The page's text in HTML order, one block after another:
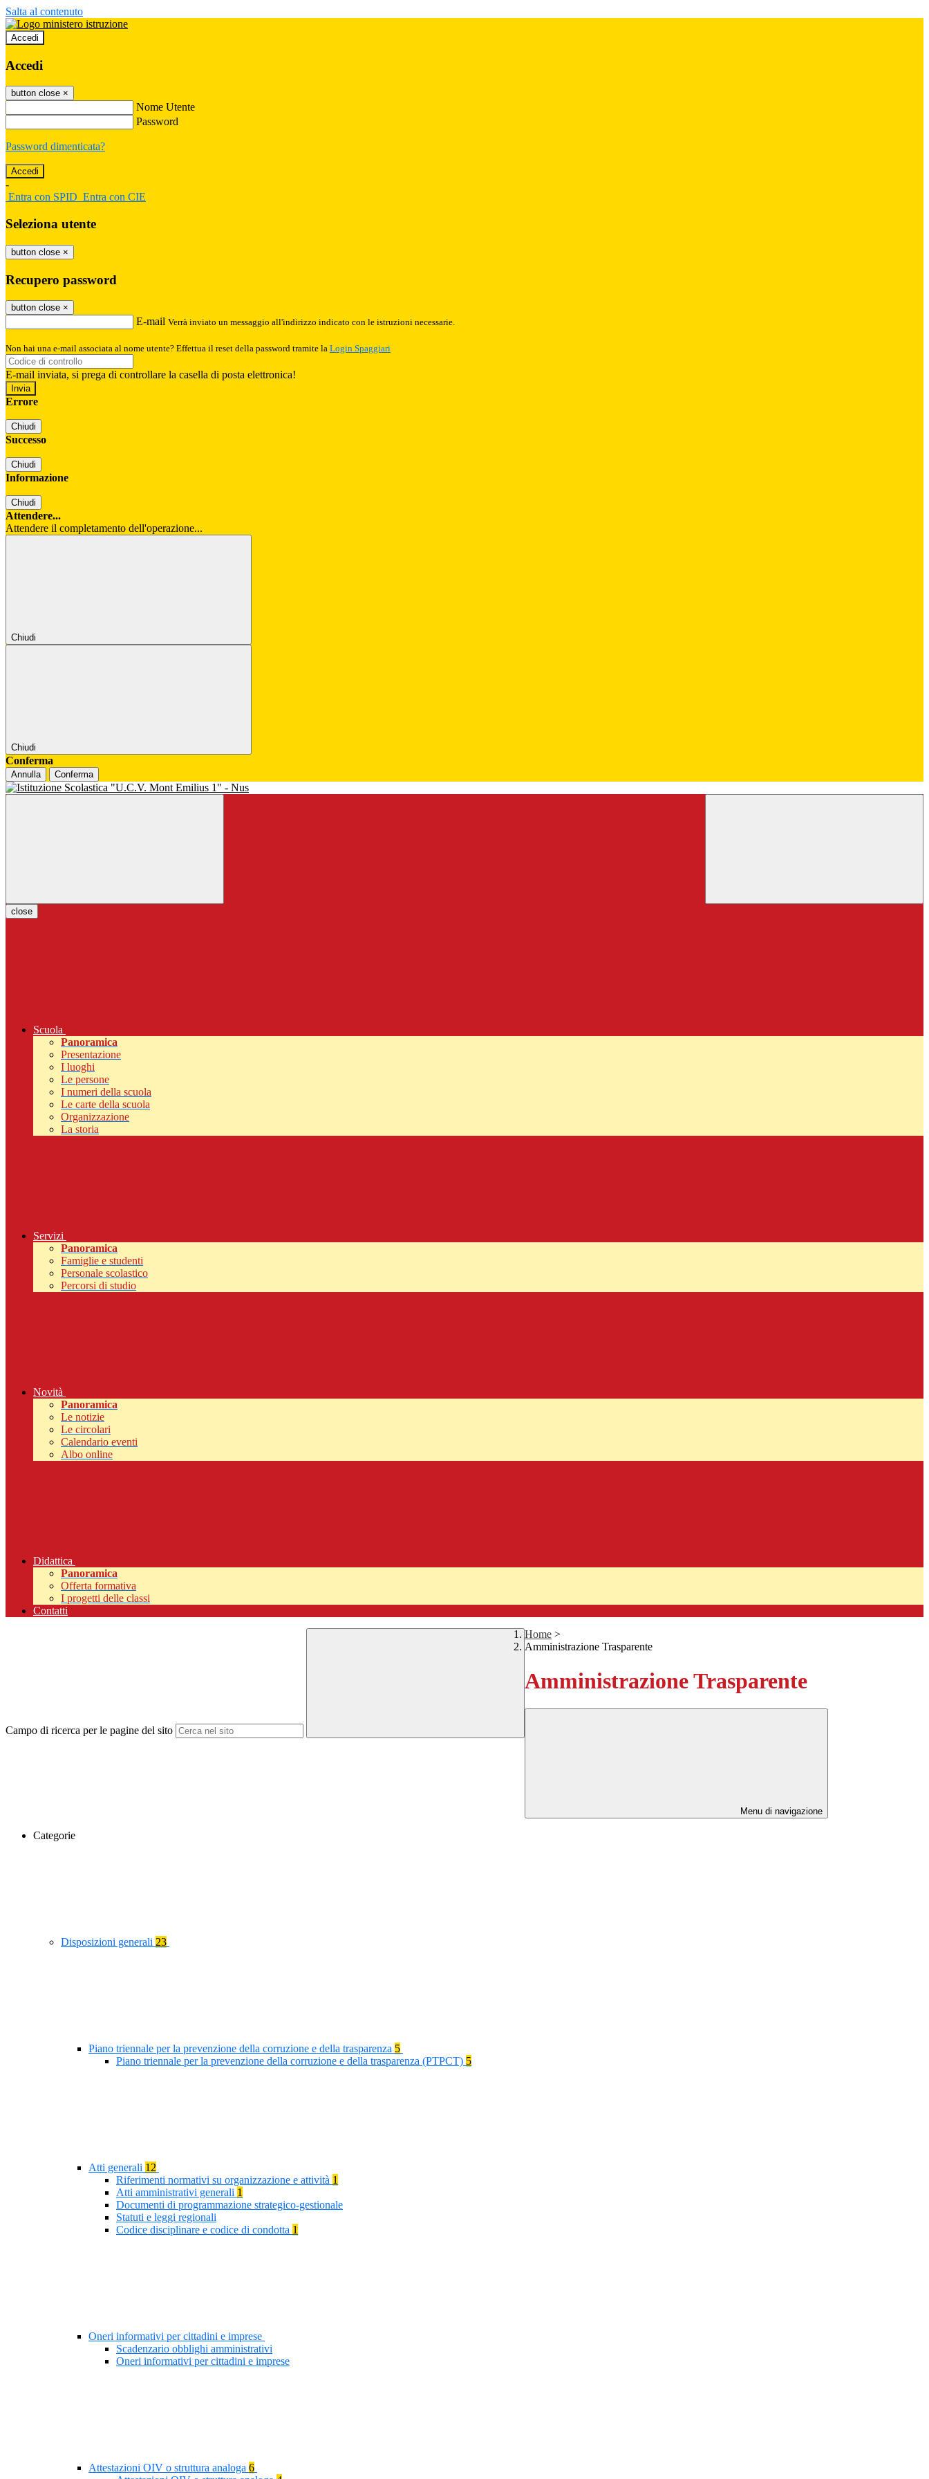
Salta al contenuto
Accedi
Accedi
button close ×
Nome Utente
Password
Password dimenticata?
-
Entra con SPID Entra con CIE
Seleziona utente
button close ×
Recupero password
button close ×
E-mail Verrà inviato un messaggio all'indirizzo indicato con le istruzioni necessarie.
Non hai una e-mail associata al nome utente? Effettua il reset della password tramite la Login Spaggiari
E-mail inviata, si prega di controllare la casella di posta elettronica!
Errore
Chiudi
Successo
Chiudi
Informazione
Chiudi
Attendere...
Attendere il completamento dell'operazione...
Chiudi
Chiudi
Conferma
Annulla Conferma
close
Scuola
Panoramica
Presentazione
I luoghi
Le persone
I numeri della scuola
Le carte della scuola
Organizzazione
La storia
Servizi
Panoramica
Famiglie e studenti
Personale scolastico
Percorsi di studio
Novità
Panoramica
Le notizie
Le circolari
Calendario eventi
Albo online
Didattica
Panoramica
Offerta formativa
I progetti delle classi
Contatti
Campo di ricerca per le pagine del sito
Home >
Amministrazione Trasparente
Amministrazione Trasparente
Menu di navigazione
Categorie
Disposizioni generali 23
Piano triennale per la prevenzione della corruzione e della trasparenza 5
Piano triennale per la prevenzione della corruzione e della trasparenza (PTPCT) 5
Atti generali 12
Riferimenti normativi su organizzazione e attività 1
Atti amministrativi generali 1
Documenti di programmazione strategico-gestionale
Statuti e leggi regionali
Codice disciplinare e codice di condotta 1
Oneri informativi per cittadini e imprese
Scadenzario obblighi amministrativi
Oneri informativi per cittadini e imprese
Attestazioni OIV o struttura analoga 6